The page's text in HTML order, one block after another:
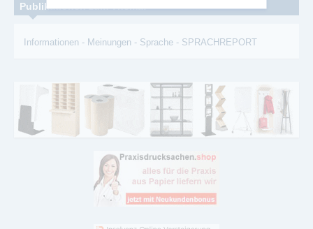
Publikationen zum Thema:
Informationen - Meinungen - Sprache - SPRACHREPORT